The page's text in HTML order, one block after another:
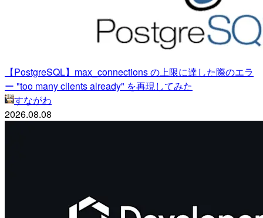
【PostgreSQL】max_connections の上限に達した際のエラ
ー "too many clients already" を再現してみた
すながわ
2026.08.08